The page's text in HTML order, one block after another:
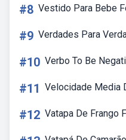
#8 Vestido Para Bebe
#9 Verdades Para
#10 Verbo To Be
#11 Velocidade Media
#12 Vatapa De Frango